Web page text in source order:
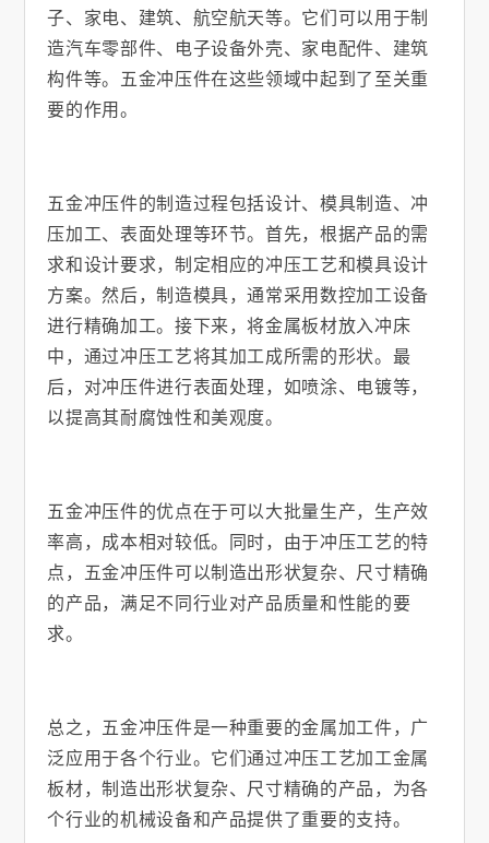
子、家电、建筑、航空航天等。它们可以用于制
造汽车零部件、电子设备外壳、家电配件、建筑
构件等。五金冲压件在这些领域中起到了至关重
要的作用。
五金冲压件的制造过程包括设计、模具制造、冲
压加工、表面处理等环节。首先，根据产品的需
求和设计要求，制定相应的冲压工艺和模具设计
方案。然后，制造模具，通常采用数控加工设备
进行精确加工。接下来，将金属板材放入冲床
中，通过冲压工艺将其加工成所需的形状。最
后，对冲压件进行表面处理，如喷涂、电镀等，
以提高其耐腐蚀性和美观度。
五金冲压件的优点在于可以大批量生产，生产效
率高，成本相对较低。同时，由于冲压工艺的特
点，五金冲压件可以制造出形状复杂、尺寸精确
的产品，满足不同行业对产品质量和性能的要
求。
总之，五金冲压件是一种重要的金属加工件，广
泛应用于各个行业。它们通过冲压工艺加工金属
板材，制造出形状复杂、尺寸精确的产品，为各
个行业的机械设备和产品提供了重要的支持。